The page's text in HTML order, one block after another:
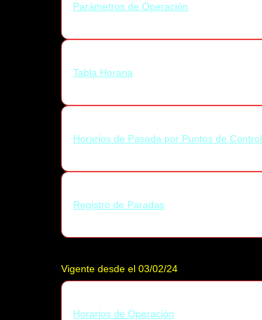
Parámetros de Operación
Tabla Horaria
Horarios de Pasada por Puntos de Control
Registro de Paradas
Vigente desde el 03/02/24
Horarios de Operación